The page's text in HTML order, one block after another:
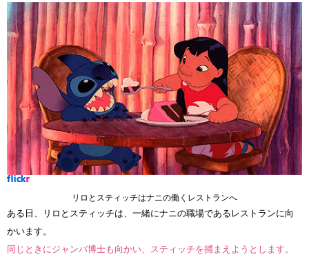
リロとスティッチはナニの働くレストランへ
ある日、リロとスティッチは、一緒にナニの職場であるレストランに向
かいます。
同じときにジャンバ博士も向かい、スティッチを捕まえようとします。